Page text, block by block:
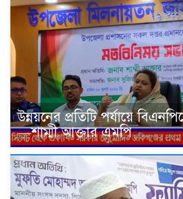
উন্নয়নের প্রতিটি পর্যায়ে
—শাম্মী আক্তার এমপি